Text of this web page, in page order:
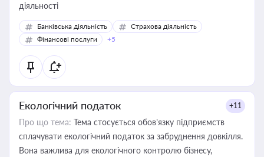
діяльності
Банківська діяльність
Страхова діяльність
Фінансові послуги
+5
Екологічний податок +11
Про що тема: Тема стосується обов’язку підприємств
сплачувати екологічний податок за забруднення довкілля.
Вона важлива для екологічного контролю бізнесу,